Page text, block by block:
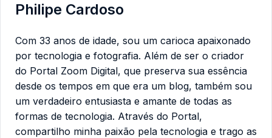
Philipe Cardoso
Com 33 anos de idade, sou um carioca apaixonado
por tecnologia e fotografia. Além de ser o criador
do Portal Zoom Digital, que preserva sua essência
desde os tempos em que era um blog, também sou
um verdadeiro entusiasta e amante de todas as
formas de tecnologia. Através do Portal,
compartilho minha paixão pela tecnologia e trago as